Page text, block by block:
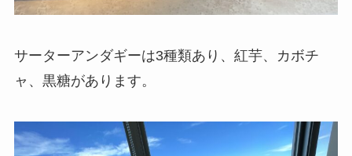
サーターアンダギーは3種類あり、紅芋、カボチ
ャ、黒糖があります。